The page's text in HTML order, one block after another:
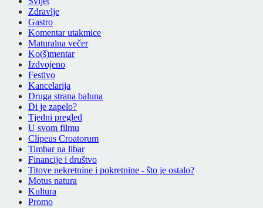
Zdravlje
Gastro
Komentar utakmice
Maturalna večer
Ko(š)mentar
Izdvojeno
Festivo
Kancelarija
Druga strana baluna
Di je zapelo?
Tjedni pregled
U svom filmu
Clipeus Croatorum
Timbar na libar
Financije i društvo
Titove nekretnine i pokretnine - što je ostalo?
Motus natura
Kultura
Promo